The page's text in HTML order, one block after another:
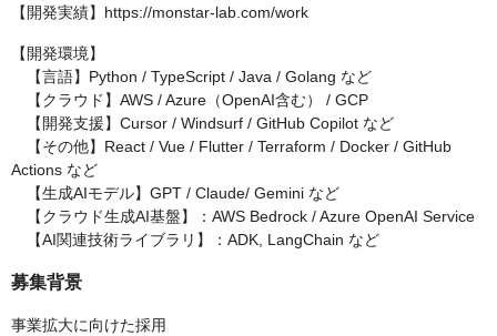
【開発実績】https://monstar-lab.com/work
【開発環境】
【言語】Python / TypeScript / Java / Golang など
【クラウド】AWS / Azure（OpenAI含む） / GCP
【開発支援】Cursor / Windsurf / GitHub Copilot など
【その他】React / Vue / Flutter / Terraform / Docker / GitHub
Actions など
【生成AIモデル】GPT / Claude/ Gemini など
【クラウド生成AI基盤】：AWS Bedrock / Azure OpenAI Service
【AI関連技術ライブラリ】：ADK, LangChain など
募集背景
事業拡大に向けた採用